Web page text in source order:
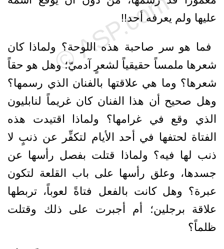
عليها ولم يعرفه أحد!!‏ ‎
‎ فما هو سر صاحبة هذه اللوحة؟ ولماذا كان
شعرها ملمساً حقيقياً لشعرٍ آدميّ؛ وهل هو ‏حقاً
شعرها؟ وما هي علاقتها بالفنان الذي رسمها؟
وهل صحيح أن هذا الفنان كان غريماً ‏لنابليون
الذي وقع في غرامها؟ ولماذا اقتيدت هذه
الفتاة لحتفها في أحد الأيام لتكفِّر عن ‏ذنبٍ لا
ذنب لها فيه؟ ولماذا قتلت بفصل رأسها عن
جسدها، وعلق رأسها على باب القلعة ‏لتكون
عبرة؟ وهل كانت بالفعل فتاةً لعوباً، تربطها
علاقة برجلين؛ أم أجبرت على ذلك ‏وقتلت
ظلماً؟ ‏ ‎